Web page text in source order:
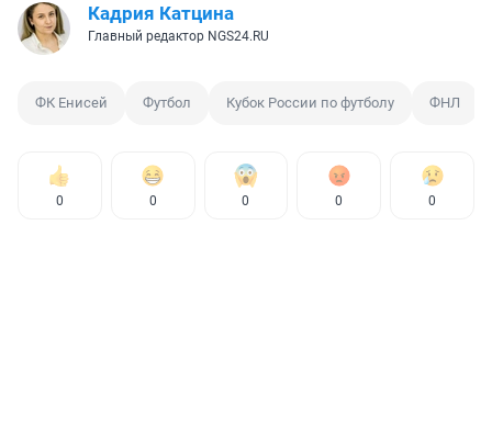
Кадрия Катцина
Главный редактор NGS24.RU
ФК Енисей Футбол Кубок России по футболу ФНЛ
0 0 0 0 0